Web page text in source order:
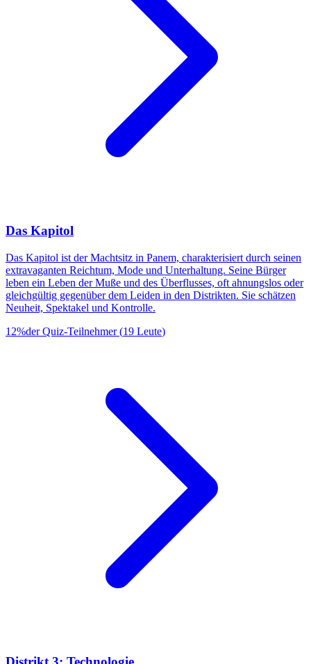
Das Kapitol
Das Kapitol ist der Machtsitz in Panem, charakterisiert durch seinen
extravaganten Reichtum, Mode und Unterhaltung. Seine Bürger
leben ein Leben der Muße und des Überflusses, oft ahnungslos oder
gleichgültig gegenüber dem Leiden in den Distrikten. Sie schätzen
Neuheit, Spektakel und Kontrolle.
12%der Quiz-Teilnehmer(19 Leute)